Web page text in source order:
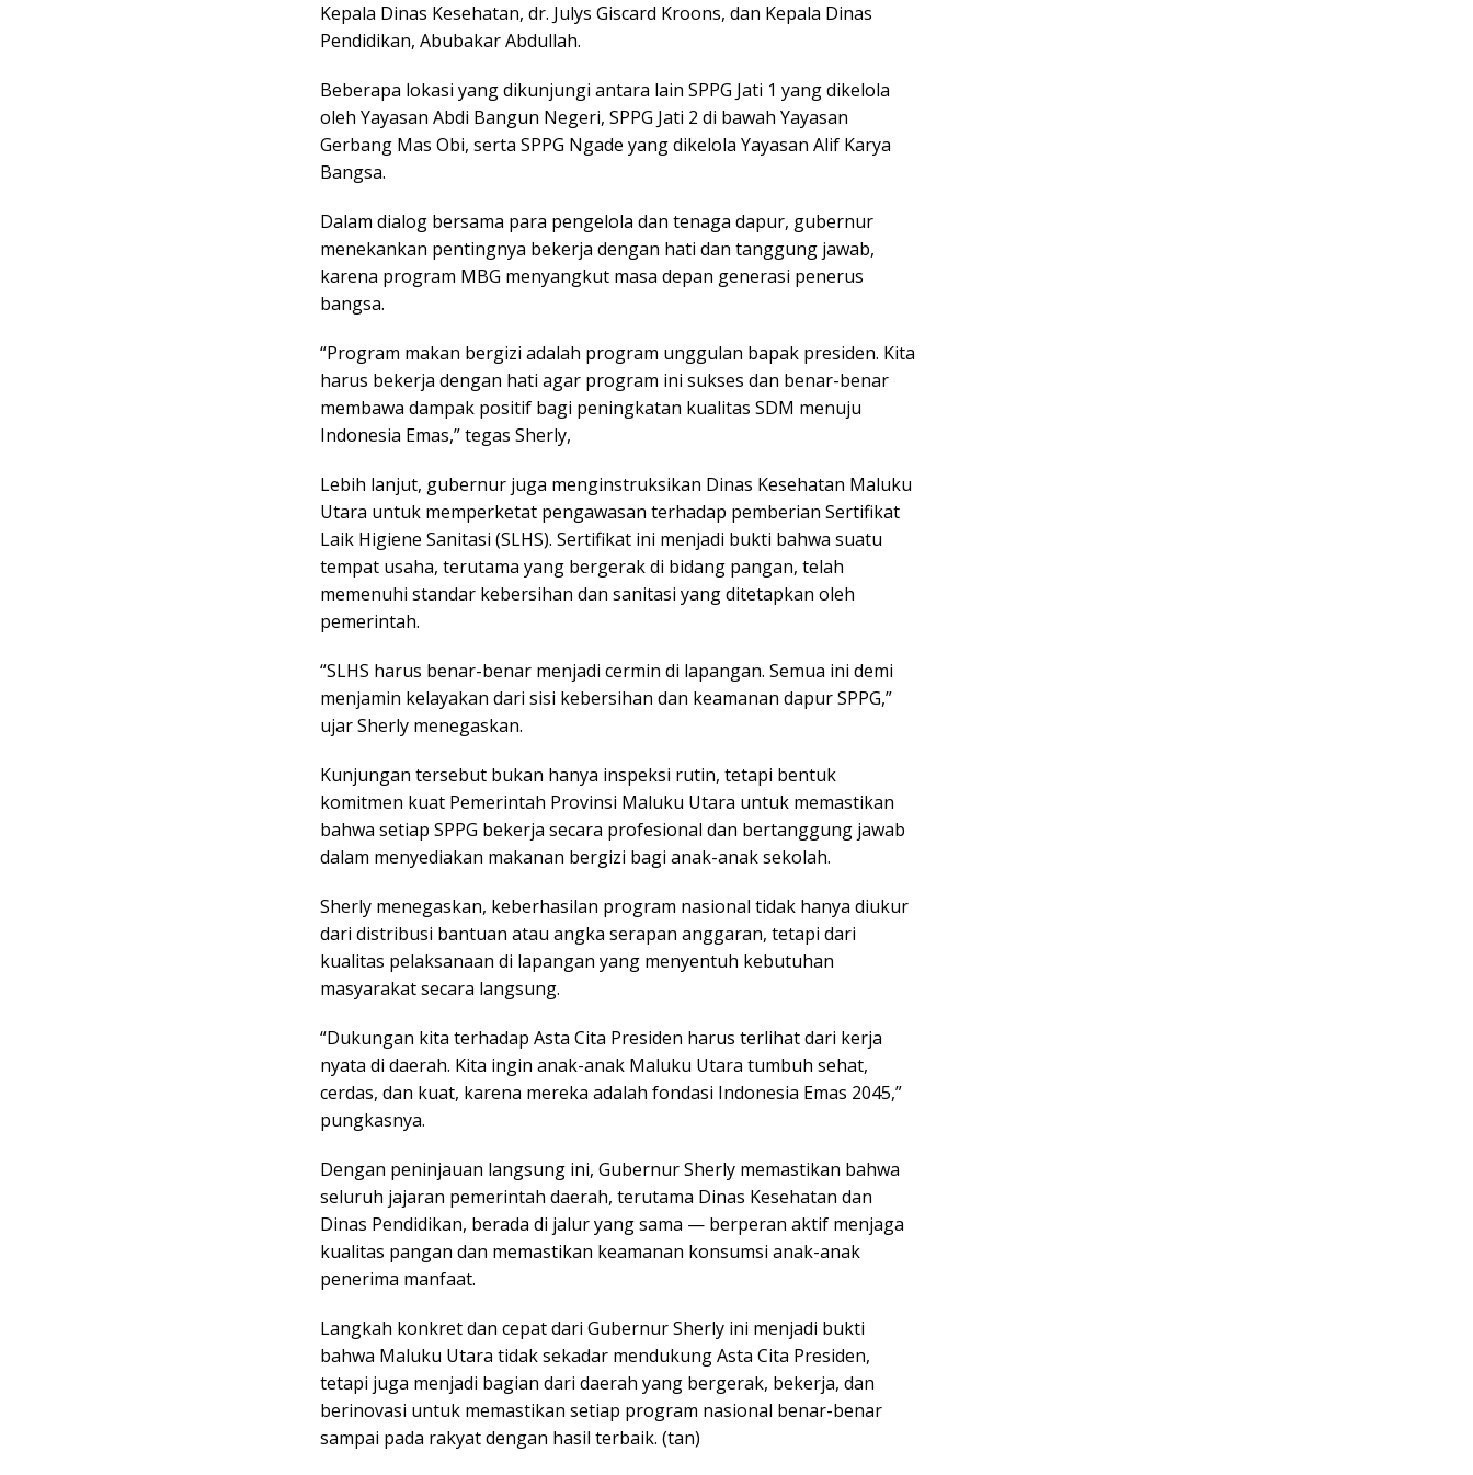
Kepala Dinas Kesehatan, dr. Julys Giscard Kroons, dan Kepala Dinas
Pendidikan, Abubakar Abdullah.
Beberapa lokasi yang dikunjungi antara lain SPPG Jati 1 yang dikelola
oleh Yayasan Abdi Bangun Negeri, SPPG Jati 2 di bawah Yayasan
Gerbang Mas Obi, serta SPPG Ngade yang dikelola Yayasan Alif Karya
Bangsa.
Dalam dialog bersama para pengelola dan tenaga dapur, gubernur
menekankan pentingnya bekerja dengan hati dan tanggung jawab,
karena program MBG menyangkut masa depan generasi penerus
bangsa.
“Program makan bergizi adalah program unggulan bapak presiden. Kita
harus bekerja dengan hati agar program ini sukses dan benar-benar
membawa dampak positif bagi peningkatan kualitas SDM menuju
Indonesia Emas,” tegas Sherly,
Lebih lanjut, gubernur juga menginstruksikan Dinas Kesehatan Maluku
Utara untuk memperketat pengawasan terhadap pemberian Sertifikat
Laik Higiene Sanitasi (SLHS). Sertifikat ini menjadi bukti bahwa suatu
tempat usaha, terutama yang bergerak di bidang pangan, telah
memenuhi standar kebersihan dan sanitasi yang ditetapkan oleh
pemerintah.
“SLHS harus benar-benar menjadi cermin di lapangan. Semua ini demi
menjamin kelayakan dari sisi kebersihan dan keamanan dapur SPPG,”
ujar Sherly menegaskan.
Kunjungan tersebut bukan hanya inspeksi rutin, tetapi bentuk
komitmen kuat Pemerintah Provinsi Maluku Utara untuk memastikan
bahwa setiap SPPG bekerja secara profesional dan bertanggung jawab
dalam menyediakan makanan bergizi bagi anak-anak sekolah.
Sherly menegaskan, keberhasilan program nasional tidak hanya diukur
dari distribusi bantuan atau angka serapan anggaran, tetapi dari
kualitas pelaksanaan di lapangan yang menyentuh kebutuhan
masyarakat secara langsung.
“Dukungan kita terhadap Asta Cita Presiden harus terlihat dari kerja
nyata di daerah. Kita ingin anak-anak Maluku Utara tumbuh sehat,
cerdas, dan kuat, karena mereka adalah fondasi Indonesia Emas 2045,”
pungkasnya.
Dengan peninjauan langsung ini, Gubernur Sherly memastikan bahwa
seluruh jajaran pemerintah daerah, terutama Dinas Kesehatan dan
Dinas Pendidikan, berada di jalur yang sama — berperan aktif menjaga
kualitas pangan dan memastikan keamanan konsumsi anak-anak
penerima manfaat.
Langkah konkret dan cepat dari Gubernur Sherly ini menjadi bukti
bahwa Maluku Utara tidak sekadar mendukung Asta Cita Presiden,
tetapi juga menjadi bagian dari daerah yang bergerak, bekerja, dan
berinovasi untuk memastikan setiap program nasional benar-benar
sampai pada rakyat dengan hasil terbaik. (tan)